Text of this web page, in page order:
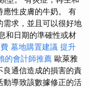
應性皮膚的牛奶。 有
需求，並且可以很好地
和日期的準確性或材
墓地購置建議 提升
的會計師推薦 歐萊雅
良通信造成的損害的責
動導致該數據修正的活